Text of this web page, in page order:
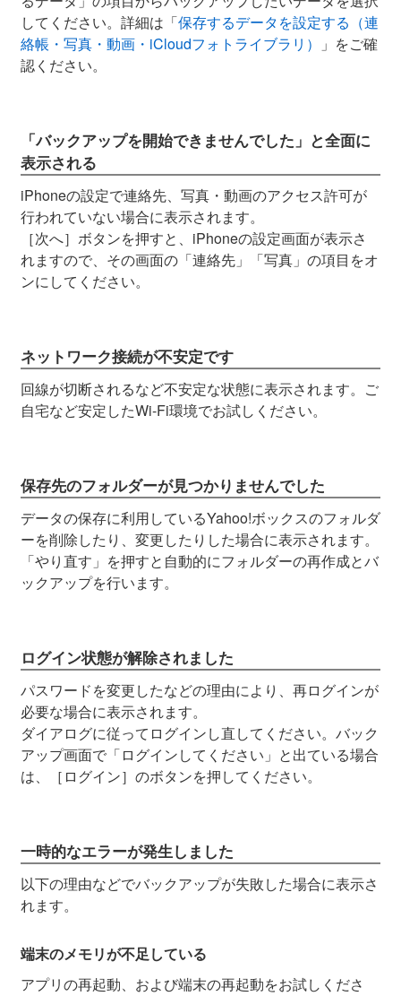
してください。詳細は「保存するデータを設定する（連
絡帳・写真・動画・iCloudフォトライブラリ）
」をご確
認ください。
「バックアップを開始できませんでした」と全面に
表示される
iPhoneの設定で連絡先、写真・動画のアクセス許可が
行われていない場合に表示されます。
［次へ］ボタンを押すと、iPhoneの設定画面が表示さ
れますので、その画面の「連絡先」「写真」の項目をオ
ンにしてください。
ネットワーク接続が不安定です
回線が切断されるなど不安定な状態に表示されます。ご
自宅など安定したWi-Fi環境でお試しください。
保存先のフォルダーが見つかりませんでした
データの保存に利用しているYahoo!ボックスのフォルダ
ーを削除したり、変更したりした場合に表示されます。
「やり直す」を押すと自動的にフォルダーの再作成とバ
ックアップを行います。
ログイン状態が解除されました
パスワードを変更したなどの理由により、再ログインが
必要な場合に表示されます。
ダイアログに従ってログインし直してください。バック
アップ画面で「ログインしてください」と出ている場合
は、［ログイン］のボタンを押してください。
一時的なエラーが発生しました
以下の理由などでバックアップが失敗した場合に表示さ
れます。
端末のメモリが不足している
アプリの再起動、および端末の再起動をお試しくださ